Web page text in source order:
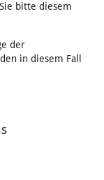
bitte diesem
der
in diesem Fall